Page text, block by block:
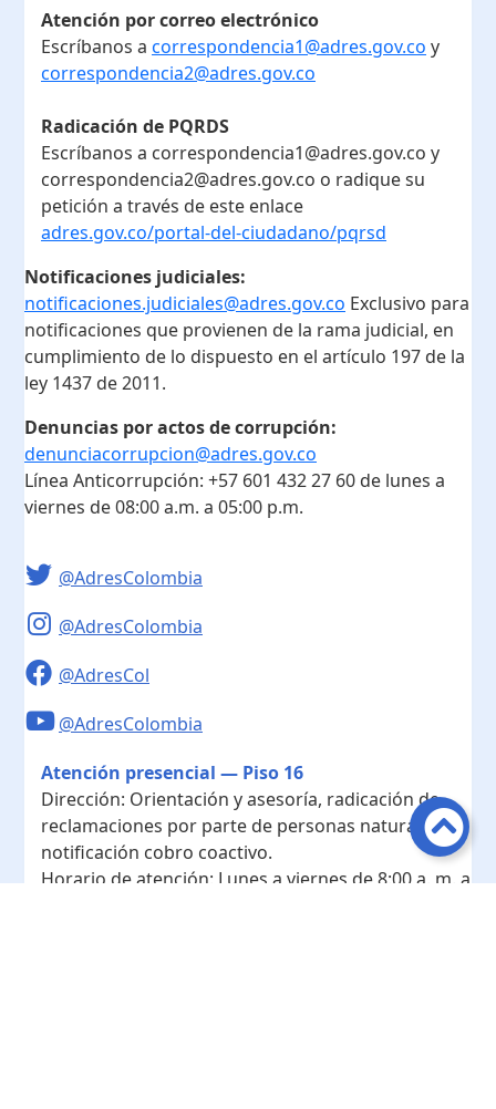
Atención por correo electrónico
Escríbanos a correspondencia1@adres.gov.co y
correspondencia2@adres.gov.co
Radicación de PQRDS
Escríbanos a correspondencia1@adres.gov.co y
correspondencia2@adres.gov.co o radique su
petición a través de este enlace
adres.gov.co/portal-del-ciudadano/pqrsd
Notificaciones judiciales:
notificaciones.judiciales@adres.gov.co Exclusivo para
notificaciones que provienen de la rama judicial, en
cumplimiento de lo dispuesto en el artículo 197 de la
ley 1437 de 2011.
Denuncias por actos de corrupción:
denunciacorrupcion@adres.gov.co
Línea Anticorrupción: +57 601 432 27 60 de lunes a
viernes de 08:00 a.m. a 05:00 p.m.
@AdresColombia
@AdresColombia
@AdresCol
@AdresColombia
Atención presencial — Piso 16
Dirección: Orientación y asesoría, radicación de
reclamaciones por parte de personas naturales y
notificación cobro coactivo.
Horario de atención: Lunes a viernes de 8:00 a. m. a